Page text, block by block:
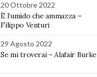
20 Ottobre 2022
È l’umido che ammazza –
Filippo Venturi
29 Agosto 2022
Se mi troverai – Alafair Burke